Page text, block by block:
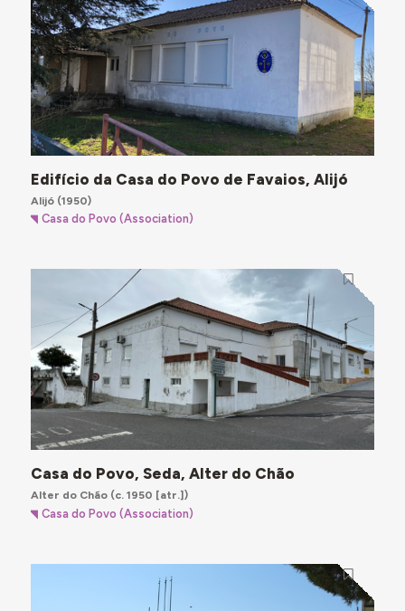
Edifício da Casa do Povo de Favaios, Alijó
Alijó(1950)
Casa do Povo (Association)
Casa do Povo, Seda, Alter do Chão
Alter do Chão(c. 1950 [atr.])
Casa do Povo (Association)